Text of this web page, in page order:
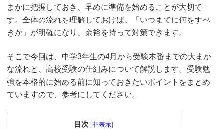
まかに把握しておき、早めに準備を始めることが大切で
す。全体の流れを理解しておけば、「いつまでに何をすべ
きか」が明確になり、余裕を持って対策できます。
そこで今回は、中学3年生の4月から受験本番までの大まか
な流れと、高校受験の仕組みについて解説します。受験勉
強を本格的に始める前に知っておきたいポイントをまとめ
ていますので、参考にしてください。
目次 [非表示]